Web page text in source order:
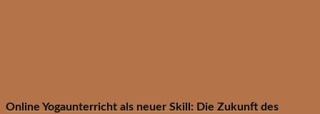
Online Yogaunterricht als neuer Skill: Die Zukunft des